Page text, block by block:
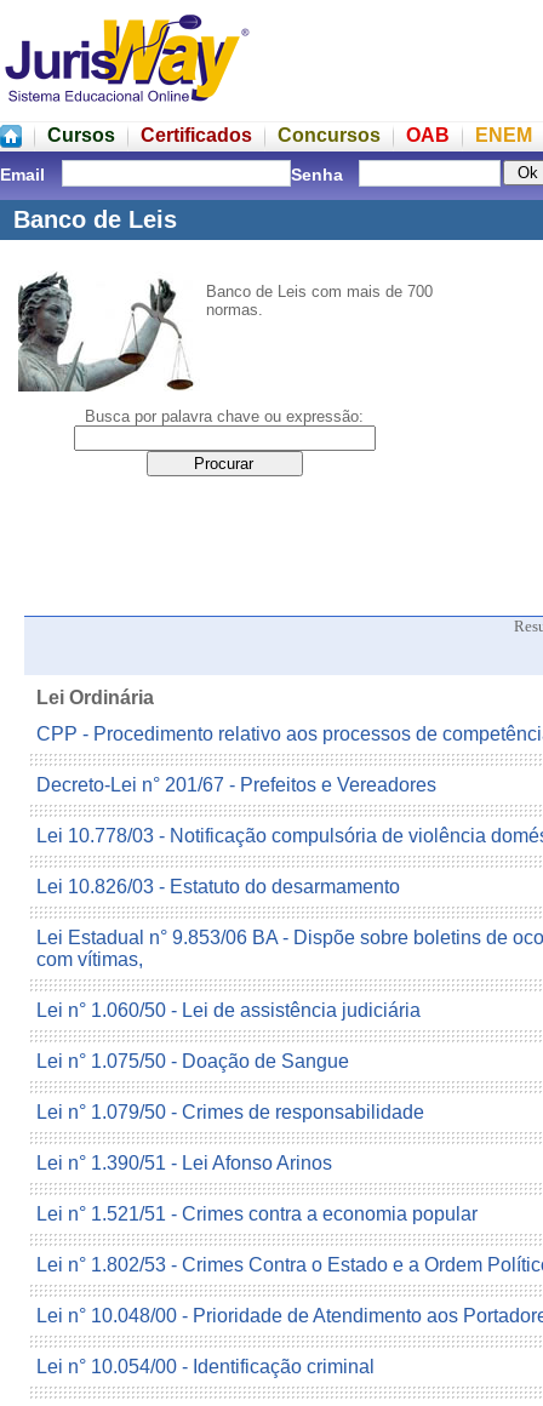
Cursos Certificados Concursos OAB ENEM
Email Senha
Banco de Leis
Banco de Leis com mais de 700
normas.
Busca por palavra chave ou expressão:
Lei Ordinária
CPP - Procedimento relativo aos processos de
Decreto-Lei n° 201/67 - Prefeitos e Vereadores
Lei 10.778/03 - Notificação compulsória de violência
Lei 10.826/03 - Estatuto do desarmamento
Lei Estadual n° 9.853/06 BA - Dispõe sobre boletins de
com vítimas,
Lei n° 1.060/50 - Lei de assistência judiciária
Lei n° 1.075/50 - Doação de Sangue
Lei n° 1.079/50 - Crimes de responsabilidade
Lei n° 1.390/51 - Lei Afonso Arinos
Lei n° 1.521/51 - Crimes contra a economia popular
Lei n° 1.802/53 - Crimes Contra o Estado e a Ordem
Lei n° 10.048/00 - Prioridade de Atendimento aos
Lei n° 10.054/00 - Identificação criminal